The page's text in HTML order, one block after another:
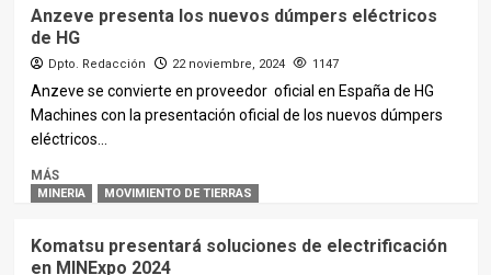
Anzeve presenta los nuevos dúmpers eléctricos
de HG
Dpto. Redacción 22 noviembre, 2024 1147
Anzeve se convierte en proveedor oficial en España de HG
Machines con la presentación oficial de los nuevos dúmpers
eléctricos...
MÁS
MINERIA MOVIMIENTO DE TIERRAS
Komatsu presentará soluciones de electrificación
en MINExpo 2024